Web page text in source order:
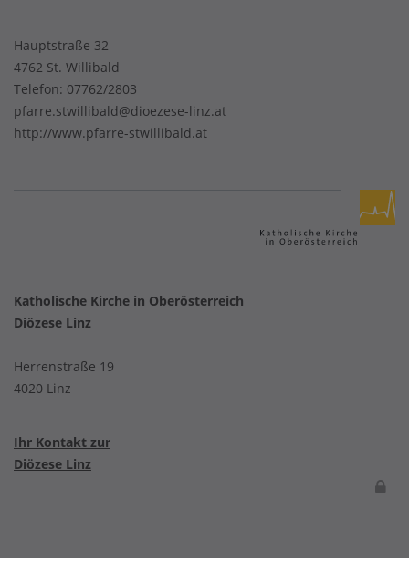
Hauptstraße 32
4762 St. Willibald
Telefon: 07762/2803
pfarre.stwillibald@dioezese-linz.at
http://www.pfarre-stwillibald.at
Katholische Kirche in Oberösterreich
Diözese Linz
Herrenstraße 19
4020 Linz
Ihr Kontakt zur
Diözese Linz